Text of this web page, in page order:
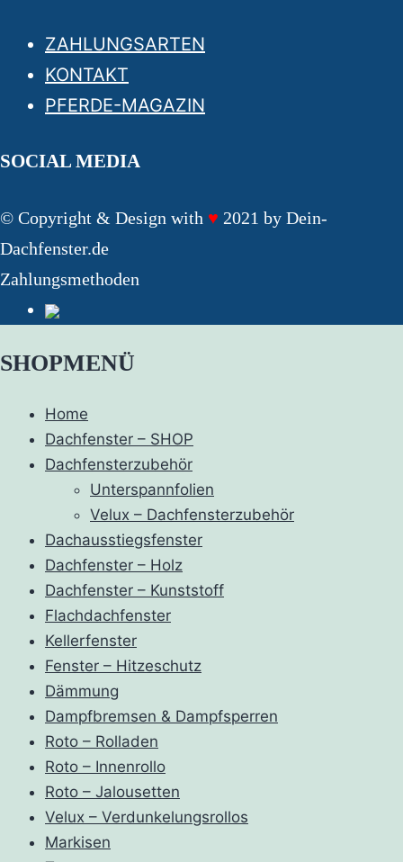
ZAHLUNGSARTEN
KONTAKT
PFERDE-MAGAZIN
SOCIAL MEDIA
© Copyright & Design with ♥ 2021 by Dein-
Dachfenster.de
Zahlungsmethoden
SHOPMENÜ
Home
Dachfenster – SHOP
Dachfensterzubehör
Unterspannfolien
Velux – Dachfensterzubehör
Dachausstiegsfenster
Dachfenster – Holz
Dachfenster – Kunststoff
Flachdachfenster
Kellerfenster
Fenster – Hitzeschutz
Dämmung
Dampfbremsen & Dampfsperren
Roto – Rolladen
Roto – Innenrollo
Roto – Jalousetten
Velux – Verdunkelungsrollos
Markisen